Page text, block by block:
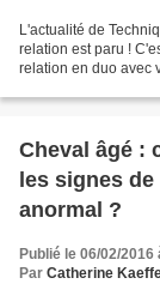
L'actualité de
relation est paru !
relation en duo avec
Cheval âgé :
les signes de
anormal ?
Publié le 06/02/2016
Par Catherine